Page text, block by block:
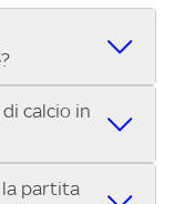
a te per
C Sky Wifi, la
League, la UEFA
la MotoGP™ e
calcio in
le partite
la partita